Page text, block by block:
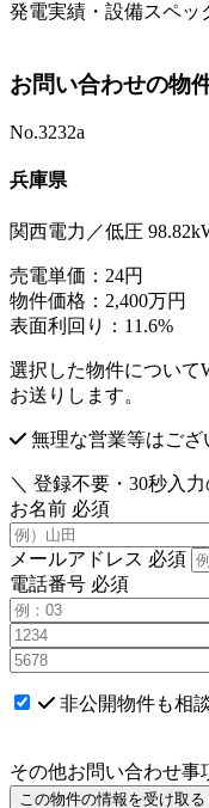
発電実績・設備スペッ
お問い合わせの物
No.3232a
兵庫県
関西電力／低圧
売電単価： 24円
物件価格： 2,400万円
表面利回り： 11.6%
選択した物件について
お送りします。
無理な営業等はござ
＼ 登録不要・30秒入力
お名前 必須
メールアドレス 必須
電話番号 必須
非公開物件も相
その他お問い合わせ事